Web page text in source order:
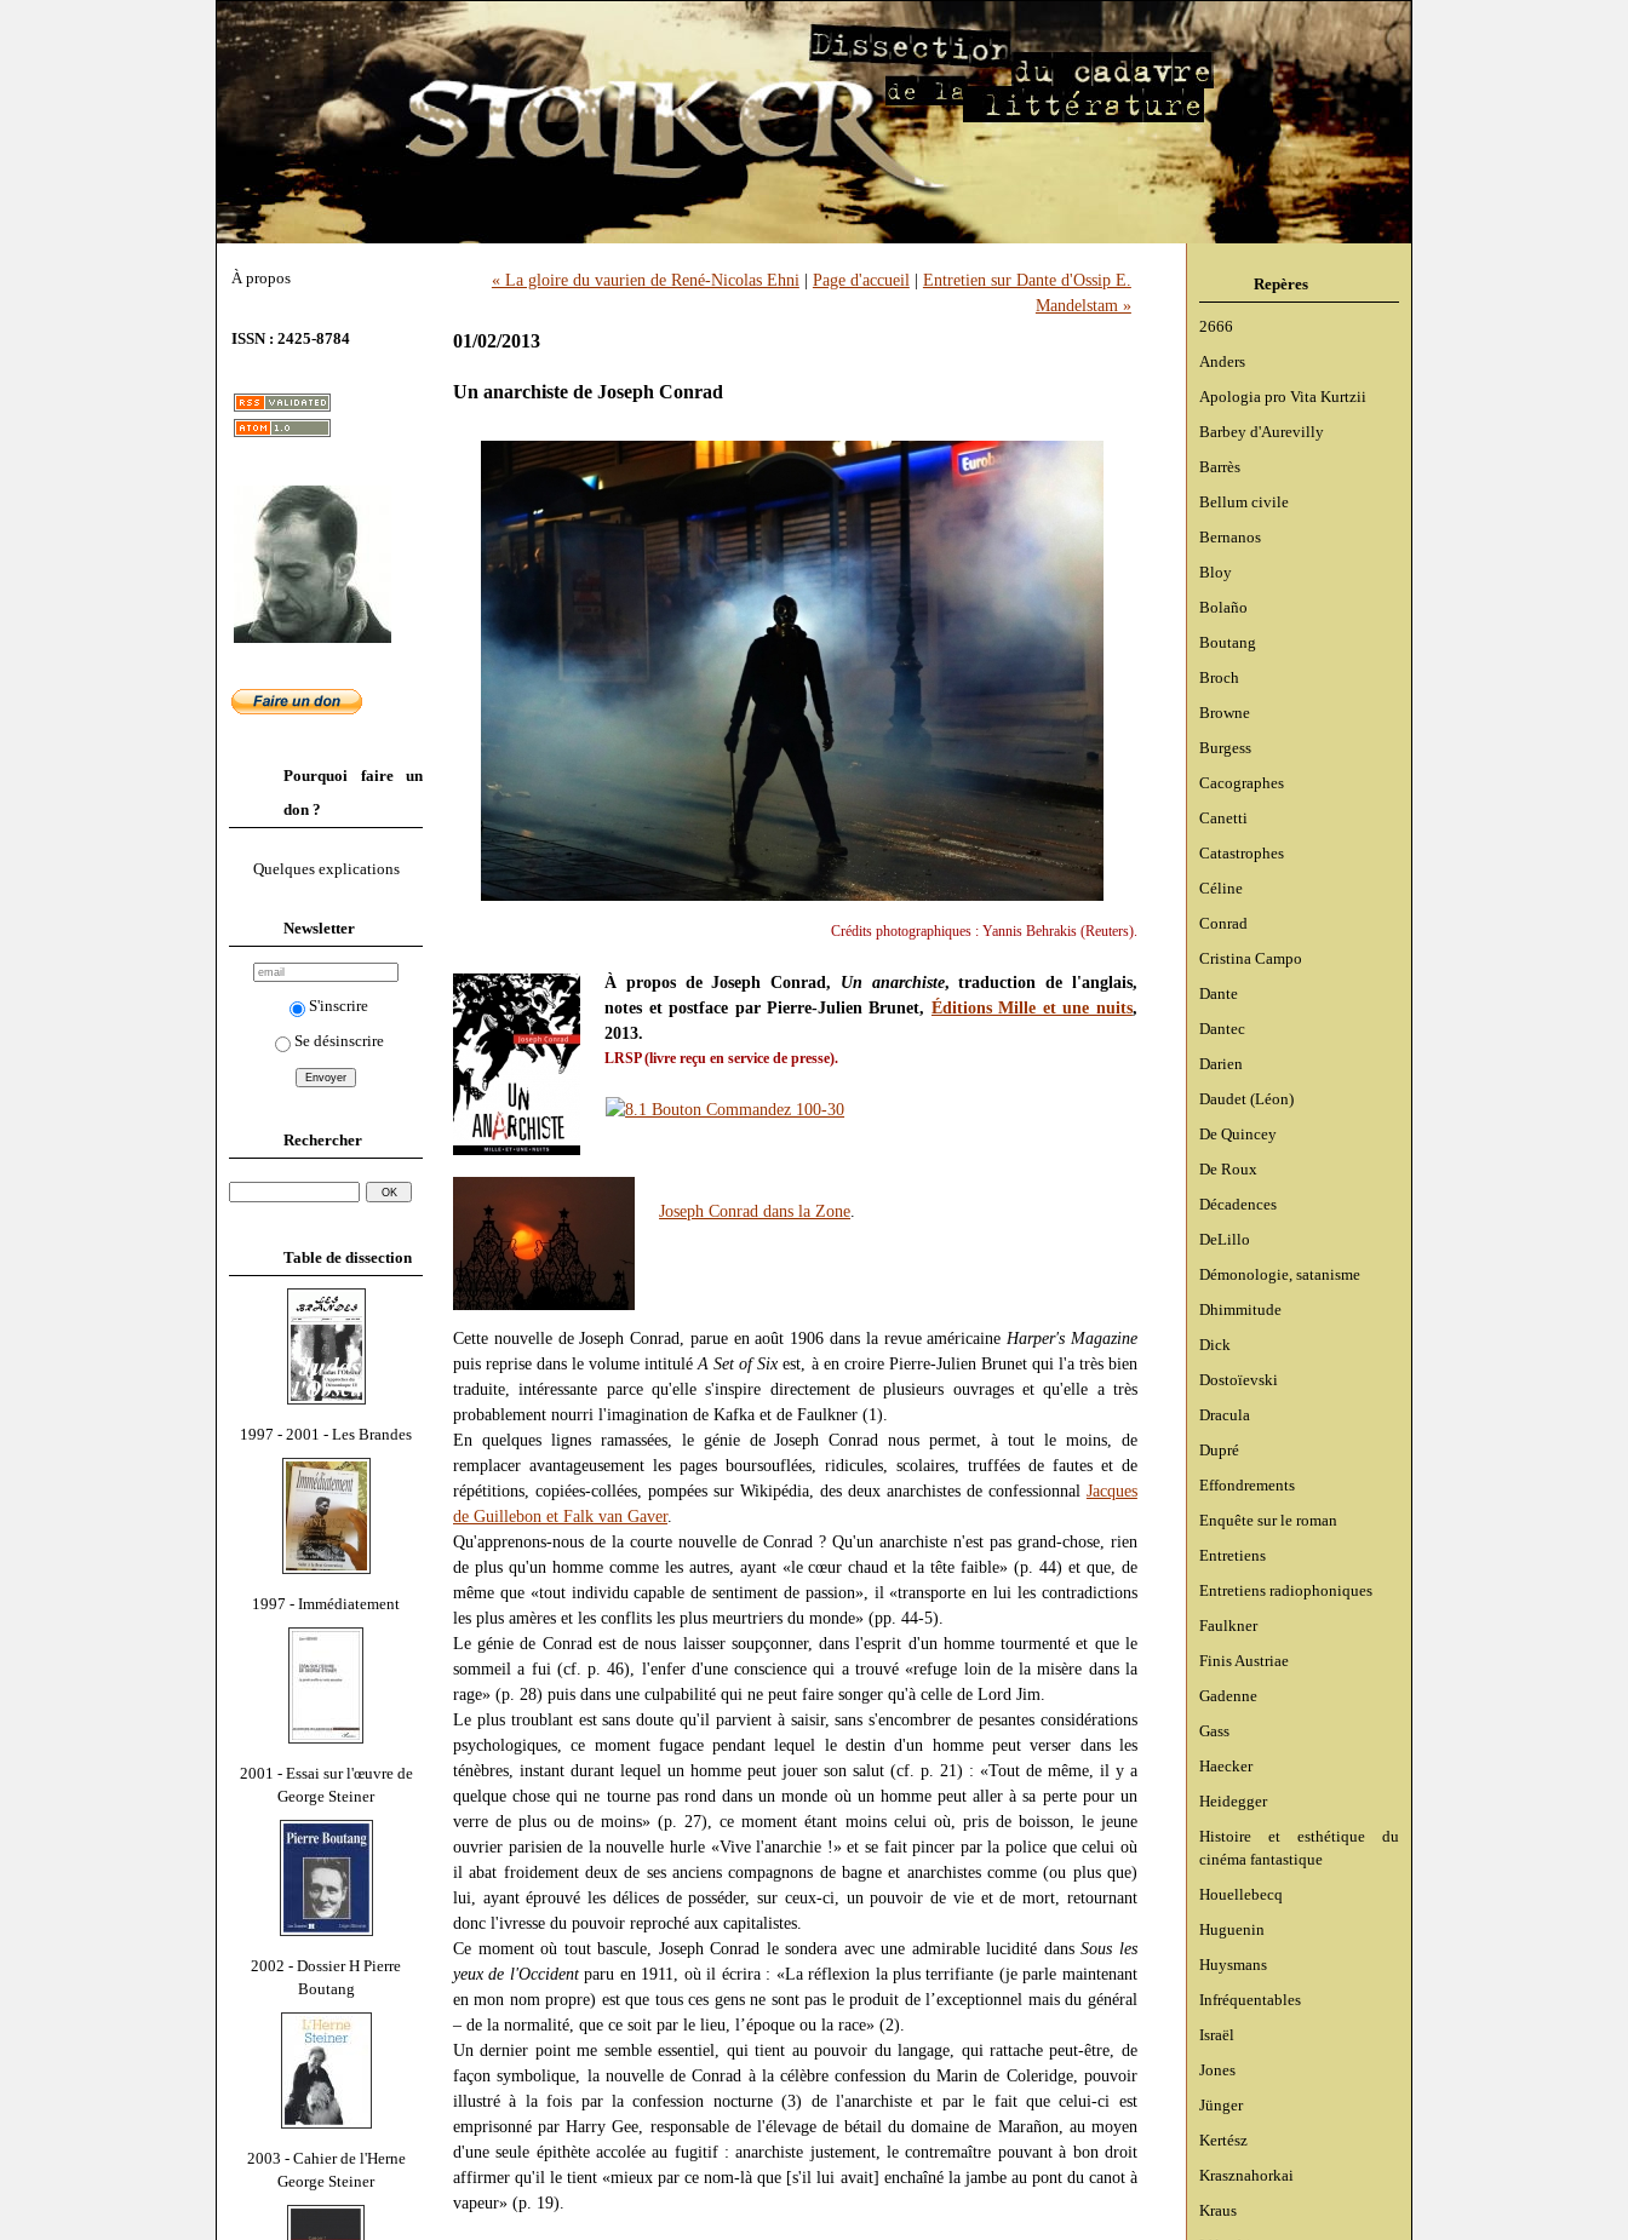
À propos
ISSN : 2425-8784
Pourquoi faire un
don ?
Quelques explications
Newsletter
S'inscrire
Se désinscrire
Rechercher
Table de dissection
1997 - 2001 - Les Brandes
1997 - Immédiatement
2001 - Essai sur l'œuvre de
George Steiner
2002 - Dossier H Pierre
Boutang
2003 - Cahier de l'Herne
George Steiner
Repères
2666
Anders
Apologia pro Vita Kurtzii
Barbey d'Aurevilly
Barrès
Bellum civile
Bernanos
Bloy
Bolaño
Boutang
Broch
Browne
Burgess
Cacographes
Canetti
Catastrophes
Céline
Conrad
Cristina Campo
Dante
Dantec
Darien
Daudet (Léon)
De Quincey
De Roux
Décadences
DeLillo
Démonologie, satanisme
Dhimmitude
Dick
Dostoïevski
Dracula
Dupré
Effondrements
Enquête sur le roman
Entretiens
Entretiens radiophoniques
Faulkner
Finis Austriae
Gadenne
Gass
Haecker
Heidegger
Histoire et esthétique du
cinéma fantastique
Houellebecq
Huguenin
Huysmans
Infréquentables
Israël
Jones
Jünger
Kertész
Krasznahorkai
Kraus
« La gloire du vaurien de René-Nicolas Ehni | Page d'accueil | Entretien sur Dante d'Ossip E.
Mandelstam »
01/02/2013
Un anarchiste de Joseph Conrad
Crédits photographiques : Yannis Behrakis (Reuters).
À propos de Joseph Conrad, Un anarchiste, traduction de l'anglais,
notes et postface par Pierre-Julien Brunet, Éditions Mille et une nuits,
2013.
LRSP (livre reçu en service de presse).
Joseph Conrad dans la Zone
Cette nouvelle de Joseph Conrad, parue en août 1906 dans la revue américaine Harper's Magazine
puis reprise dans le volume intituléA Set of Six est, à en croire Pierre-Julien Brunet qui l'a très bien
traduite, intéressante parce qu'elle s'inspire directement de plusieurs ouvrages et qu'elle a très
probablement nourri l'imagination de Kafka et de Faulkner (1).
En quelques lignes ramassées, le génie de Joseph Conrad nous permet, à tout le moins, de
remplacer avantageusement les pages boursouflées, ridicules, scolaires, truffées de fautes et de
répétitions, copiées-collées, pompées sur Wikipédia, des deux anarchistes de confessionnal Jacques
de Guillebon et Falk van Gaver.
Qu'apprenons-nous de la courte nouvelle de Conrad ? Qu'un anarchiste n'est pas grand-chose, rien
de plus qu'un homme comme les autres, ayant «le cœur chaud et la tête faible» (p. 44) et que, de
même que «tout individu capable de sentiment de passion», il «transporte en lui les contradictions
les plus amères et les conflits les plus meurtriers du monde» (pp. 44-5).
Le génie de Conrad est de nous laisser soupçonner, dans l'esprit d'un homme tourmenté et que le
sommeil a fui (cf. p. 46), l'enfer d'une conscience qui a trouvé «refuge loin de la misère dans la
rage» (p. 28) puis dans une culpabilité qui ne peut faire songer qu'à celle de Lord Jim.
Le plus troublant est sans doute qu'il parvient à saisir, sans s'encombrer de pesantes considérations
psychologiques, ce moment fugace pendant lequel le destin d'un homme peut verser dans les
ténèbres, instant durant lequel un homme peut jouer son salut (cf. p. 21) : «Tout de même, il y a
quelque chose qui ne tourne pas rond dans un monde où un homme peut aller à sa perte pour un
verre de plus ou de moins» (p. 27), ce moment étant moins celui où, pris de boisson, le jeune
ouvrier parisien de la nouvelle hurle «Vive l'anarchie !» et se fait pincer par la police que celui où
il abat froidement deux de ses anciens compagnons de bagne et anarchistes comme (ou plus que)
lui, ayant éprouvé les délices de posséder, sur ceux-ci, un pouvoir de vie et de mort, retournant
donc l'ivresse du pouvoir reproché aux capitalistes.
Ce moment où tout bascule, Joseph Conrad le sondera avec une admirable lucidité dansSous les
yeux de l'Occidentparu en 1911, où il écrira : «La réflexion la plus terrifiante (je parle maintenant
en mon nom propre) est que tous ces gens ne sont pas le produit de l’exceptionnel mais du général
– de la normalité, que ce soit par le lieu, l’époque ou la race» (2).
Un dernier point me semble essentiel, qui tient au pouvoir du langage, qui rattache peut-être, de
façon symbolique, la nouvelle de Conrad à la célèbre confession du Marin de Coleridge, pouvoir
illustré à la fois par la confession nocturne (3) de l'anarchiste et par le fait que celui-ci est
emprisonné par Harry Gee, responsable de l'élevage de bétail du domaine de Marañon, au moyen
d'une seule épithète accolée au fugitif : anarchiste justement, le contremaître pouvant à bon droit
affirmer qu'il le tient «mieux par ce nom-là que [s'il lui avait] enchaîné la jambe au pont du canot à
vapeur» (p. 19).